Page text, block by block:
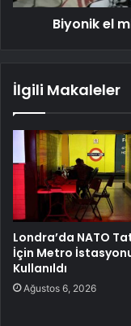
Biyonik el
İlgili Makaleler
Londra’da NATO
İçin Metro
Kullanıldı
Ağustos 6, 2026